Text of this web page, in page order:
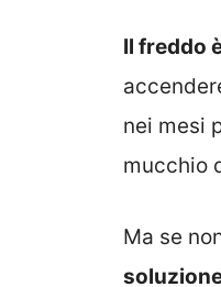
Il freddo
nei mesi
mucchio
Ma se